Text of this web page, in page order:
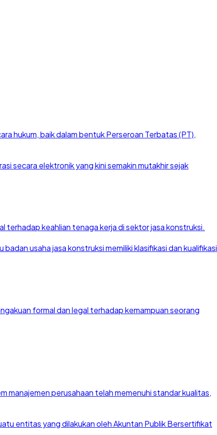
hukum, baik dalam bentuk Perseroan Terbatas (PT),
secara elektronik yang kini semakin mutakhir sejak
keahlian tenaga kerja di sektor jasa konstruksi.
usaha jasa konstruksi memiliki klasifikasi dan kualifikasi
formal dan legal terhadap kemampuan seorang
perusahaan telah memenuhi standar kualitas,
entitas yang dilakukan oleh Akuntan Publik Bersertifikat